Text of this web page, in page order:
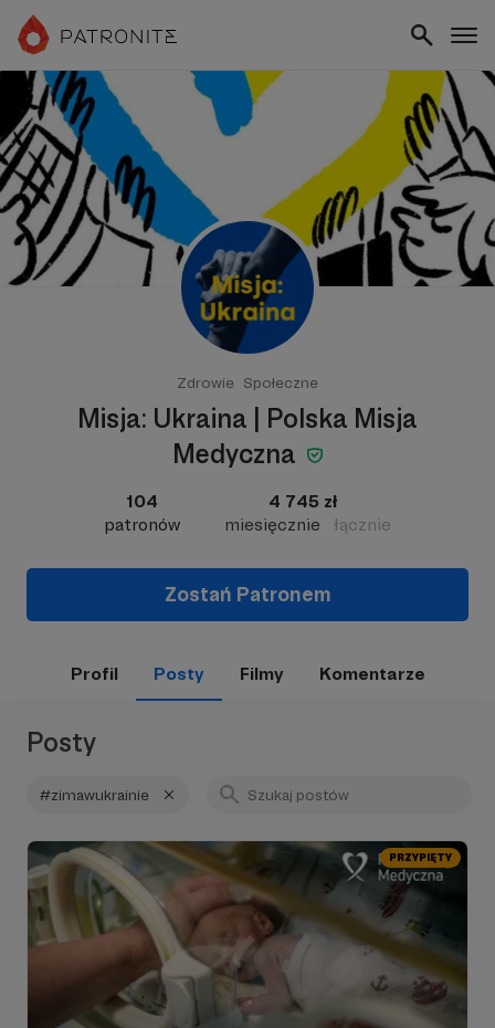
Zdrowie Społeczne
Misja: Ukraina | Polska Misja
Medyczna
104
patronów
4 745 zł
miesięcznie
łącznie
Zostań Patronem
Profil Posty Filmy Komentarze
Posty
#zimawukrainie
PRZYPIĘTY